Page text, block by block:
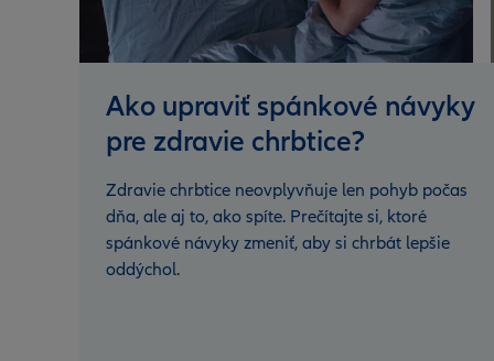
Ako upraviť spánkové návyky
pre zdravie chrbtice?
Zdravie chrbtice neovplyvňuje len pohyb počas
dňa, ale aj to, ako spíte. Prečítajte si, ktoré
spánkové návyky zmeniť, aby si chrbát lepšie
oddýchol.